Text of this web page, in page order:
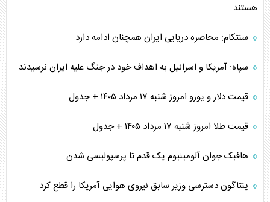
هستند
سنتکام: محاصره دریایی ایران همچنان ادامه دارد
سپاه: آمریکا و اسرائیل به اهداف خود در جنگ علیه ایران نرسیدند
قیمت دلار و یورو امروز شنبه ۱۷ مرداد ۱۴۰۵ + جدول
قیمت طلا امروز شنبه ۱۷ مرداد ۱۴۰۵ + جدول
هافبک جوان آلومینیوم یک قدم تا پرسپولیسی شدن
پنتاگون دسترسی وزیر سابق نیروی هوایی آمریکا را قطع کرد